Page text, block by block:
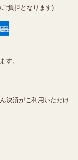
負担となります)
す。
決済がご利用いただけ